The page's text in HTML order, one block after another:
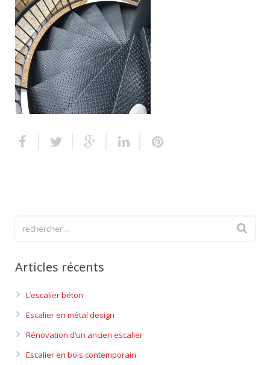
Escalier extérieur
Finitions pour escalier
Articles récents
L’escalier béton
Escalier en métal design
Rénovation d’un ancien escalier
Escalier en bois contemporain